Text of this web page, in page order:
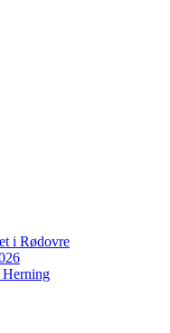
i Rødovre
Herning